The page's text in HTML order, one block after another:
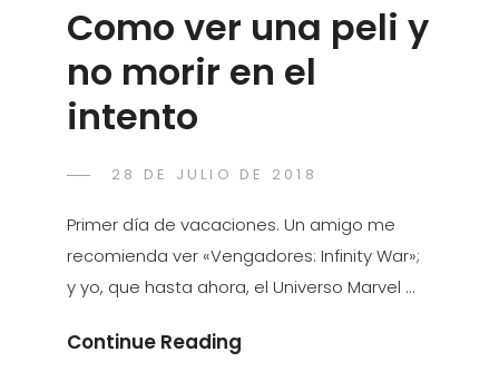
Como ver una peli y
no morir en el
intento
POSTED
28 DE JULIO DE 2018
Primer día de vacaciones. Un amigo me
recomienda ver «Vengadores: Infinity War»;
y yo, que hasta ahora, el Universo Marvel …
Continue Reading